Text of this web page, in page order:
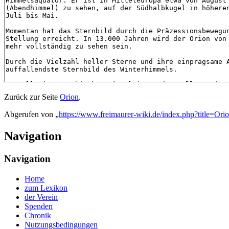
Zurück zur Seite Orion.
Abgerufen von „https://www.freimaurer-wiki.de/
Navigation
Navigation
Home
zum Lexikon
der Verein
Spenden
Chronik
Nutzungsbedingungen